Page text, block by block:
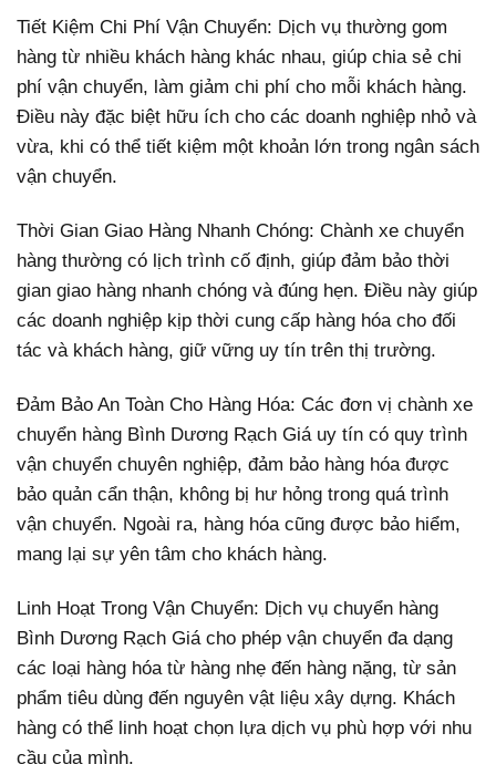
Tiết Kiệm Chi Phí Vận Chuyển: Dịch vụ thường gom
hàng từ nhiều khách hàng khác nhau, giúp chia sẻ chi
phí vận chuyển, làm giảm chi phí cho mỗi khách hàng.
Điều này đặc biệt hữu ích cho các doanh nghiệp nhỏ và
vừa, khi có thể tiết kiệm một khoản lớn trong ngân sách
vận chuyển.
Thời Gian Giao Hàng Nhanh Chóng: Chành xe chuyển
hàng thường có lịch trình cố định, giúp đảm bảo thời
gian giao hàng nhanh chóng và đúng hẹn. Điều này giúp
các doanh nghiệp kịp thời cung cấp hàng hóa cho đối
tác và khách hàng, giữ vững uy tín trên thị trường.
Đảm Bảo An Toàn Cho Hàng Hóa: Các đơn vị chành xe
chuyển hàng Bình Dương Rạch Giá uy tín có quy trình
vận chuyển chuyên nghiệp, đảm bảo hàng hóa được
bảo quản cẩn thận, không bị hư hỏng trong quá trình
vận chuyển. Ngoài ra, hàng hóa cũng được bảo hiểm,
mang lại sự yên tâm cho khách hàng.
Linh Hoạt Trong Vận Chuyển: Dịch vụ chuyển hàng
Bình Dương Rạch Giá cho phép vận chuyển đa dạng
các loại hàng hóa từ hàng nhẹ đến hàng nặng, từ sản
phẩm tiêu dùng đến nguyên vật liệu xây dựng. Khách
hàng có thể linh hoạt chọn lựa dịch vụ phù hợp với nhu
cầu của mình.